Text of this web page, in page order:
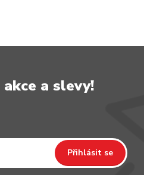
a slevy!
Přihlásit se